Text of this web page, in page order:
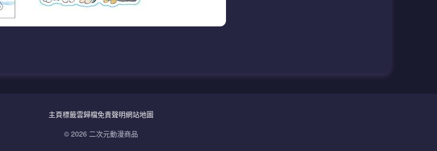
主頁標籤雲歸檔免責聲明網站地圖
© 2026 二次元動漫商品